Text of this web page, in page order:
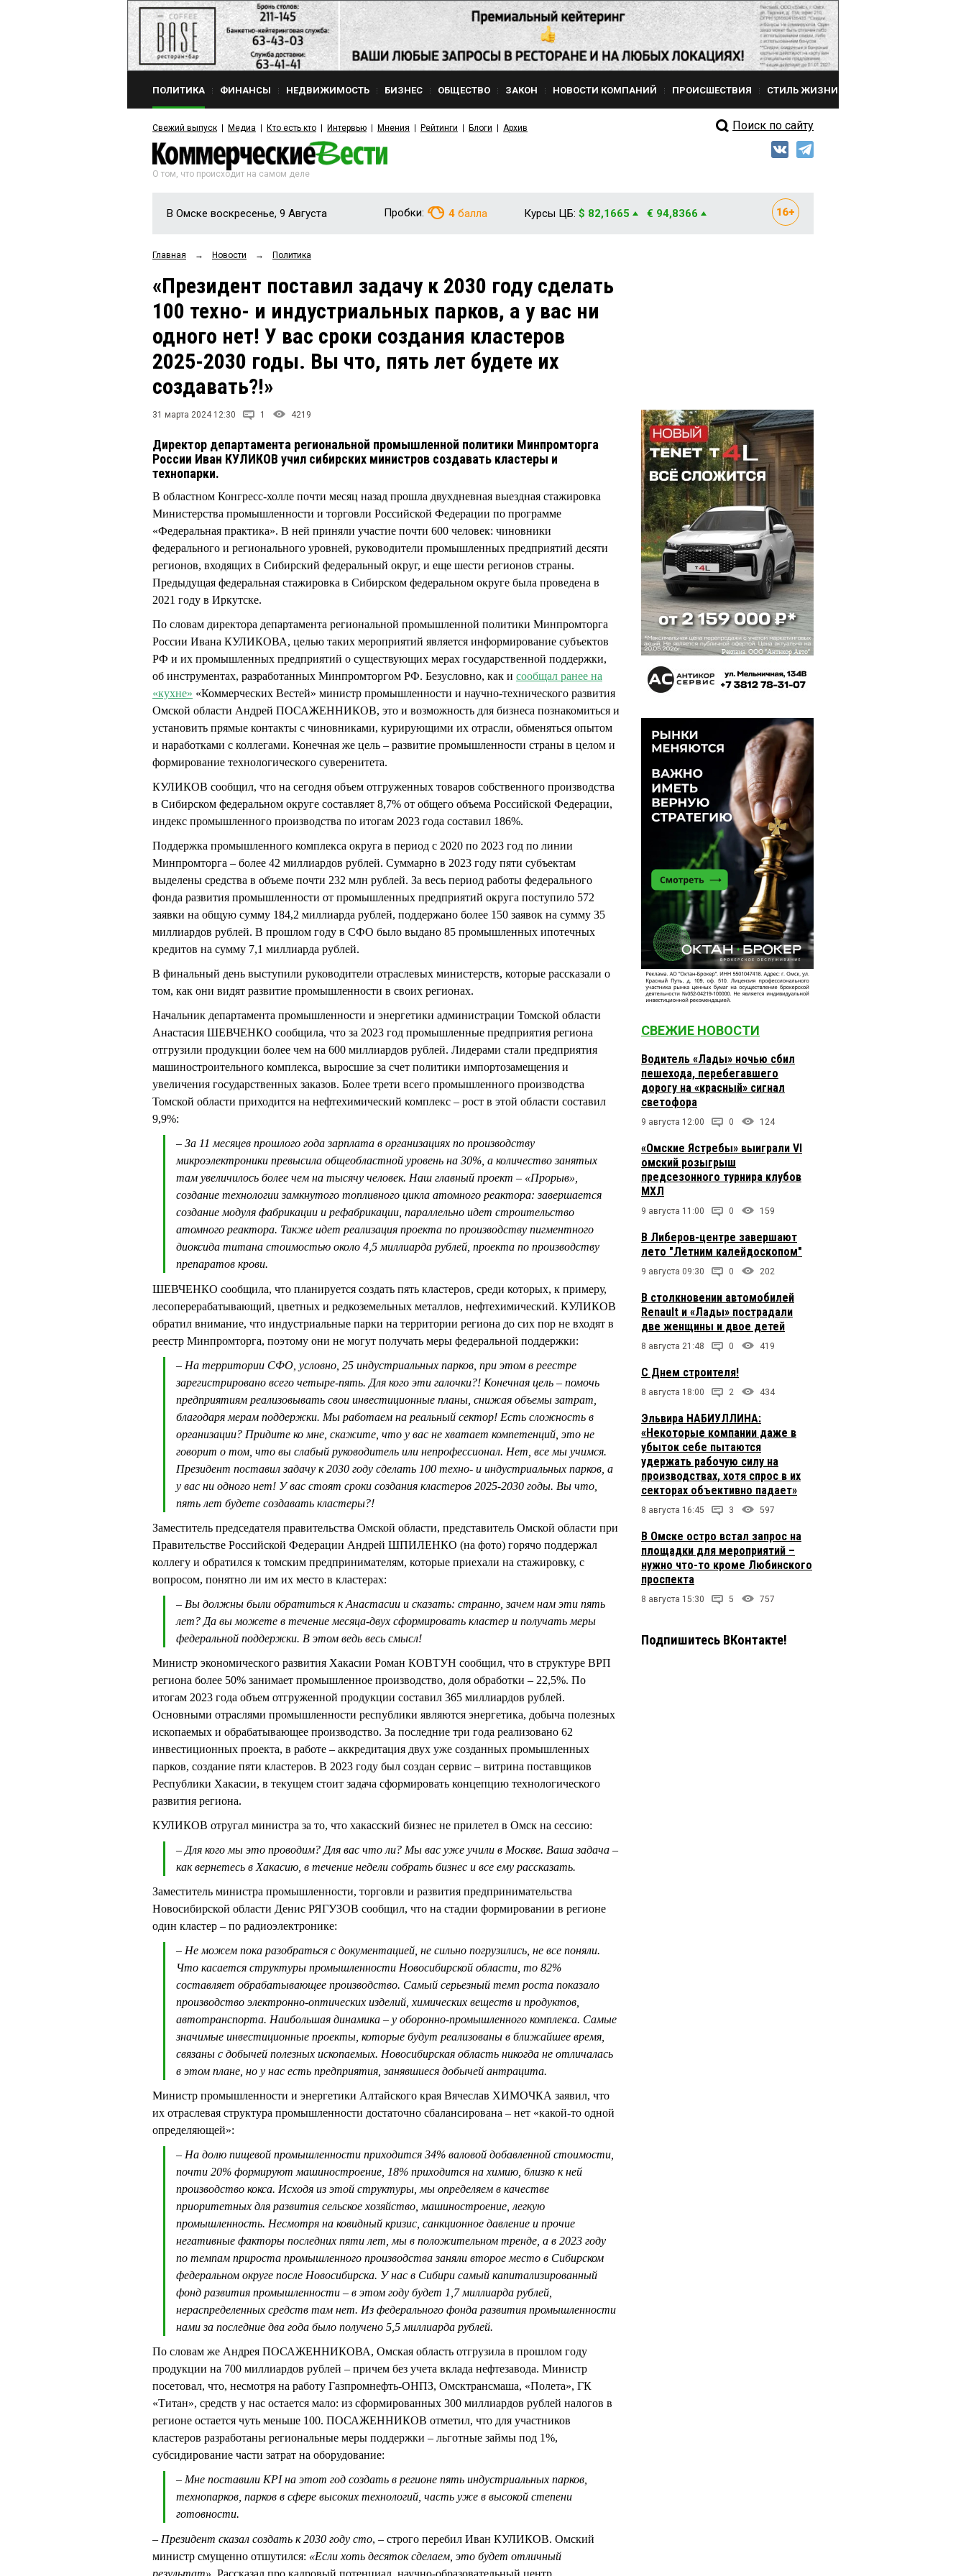
ПОЛИТИКА ФИНАНСЫ НЕДВИЖИМОСТЬ БИЗНЕС ОБЩЕСТВО ЗАКОН НОВОСТИ КОМПАНИЙ ПРОИСШЕСТВИЯ СТИЛЬ ЖИЗНИ
Свежий выпуск Медиа Кто есть кто Интервью Мнения Рейтинги Блоги Архив Поиск по сайту
О том, что происходит на самом деле
В Омске воскресенье, 9 Августа Пробки: 4 балла Курсы ЦБ: $ 82,1665 € 94,8366
Главная → Новости → Политика
«Президент поставил задачу к 2030 году сделать
100 техно- и индустриальных парков, а у вас ни
одного нет! У вас сроки создания кластеров
2025-2030 годы. Вы что, пять лет будете их
создавать?!»
31 марта 2024 12:30 1 4219
Директор департамента региональной промышленной политики Минпромторга
России Иван КУЛИКОВ учил сибирских министров создавать кластеры и
технопарки.
В областном Конгресс-холле почти месяц назад прошла двухдневная выездная стажировка
Министерства промышленности и торговли Российской Федерации по программе
«Федеральная практика». В ней приняли участие почти 600 человек: чиновники
федерального и регионального уровней, руководители промышленных предприятий десяти
регионов, входящих в Сибирский федеральный округ, и еще шести регионов страны.
Предыдущая федеральная стажировка в Сибирском федеральном округе была проведена в
2021 году в Иркутске.
По словам директора департамента региональной промышленной политики Минпромторга
России Ивана КУЛИКОВА, целью таких мероприятий является информирование субъектов
РФ и их промышленных предприятий о существующих мерах государственной поддержки,
об инструментах, разработанных Минпромторгом РФ. Безусловно, как и сообщал ранее на
«кухне» «Коммерческих Вестей» министр промышленности и научно-технического развития
Омской области Андрей ПОСАЖЕННИКОВ, это и возможность для бизнеса познакомиться и
установить прямые контакты с чиновниками, курирующими их отрасли, обменяться опытом
и наработками с коллегами. Конечная же цель – развитие промышленности страны в целом и
формирование технологического суверенитета.
КУЛИКОВ сообщил, что на сегодня объем отгруженных товаров собственного производства
в Сибирском федеральном округе составляет 8,7% от общего объема Российской Федерации,
индекс промышленного производства по итогам 2023 года составил 186%.
Поддержка промышленного комплекса округа в период с 2020 по 2023 год по линии
Минпромторга – более 42 миллиардов рублей. Суммарно в 2023 году пяти субъектам
выделены средства в объеме почти 232 млн рублей. За весь период работы федерального
фонда развития промышленности от промышленных предприятий округа поступило 572
заявки на общую сумму 184,2 миллиарда рублей, поддержано более 150 заявок на сумму 35
миллиардов рублей. В прошлом году в СФО было выдано 85 промышленных ипотечных
кредитов на сумму 7,1 миллиарда рублей.
В финальный день выступили руководители отраслевых министерств, которые рассказали о
том, как они видят развитие промышленности в своих регионах.
Начальник департамента промышленности и энергетики администрации Томской области
Анастасия ШЕВЧЕНКО сообщила, что за 2023 год промышленные предприятия региона
отгрузили продукции более чем на 600 миллиардов рублей. Лидерами стали предприятия
машиностроительного комплекса, выросшие за счет политики импортозамещения и
увеличения государственных заказов. Более трети всего промышленного производства
Томской области приходится на нефтехимический комплекс – рост в этой области составил
9,9%:
– За 11 месяцев прошлого года зарплата в организациях по производству
микроэлектроники превысила общеобластной уровень на 30%, а количество занятых
там увеличилось более чем на тысячу человек. Наш главный проект – «Прорыв»,
создание технологии замкнутого топливного цикла атомного реактора: завершается
создание модуля фабрикации и рефабрикации, параллельно идет строительство
атомного реактора. Также идет реализация проекта по производству пигментного
диоксида титана стоимостью около 4,5 миллиарда рублей, проекта по производству
препаратов крови.
ШЕВЧЕНКО сообщила, что планируется создать пять кластеров, среди которых, к примеру,
лесоперерабатывающий, цветных и редкоземельных металлов, нефтехимический. КУЛИКОВ
обратил внимание, что индустриальные парки на территории региона до сих пор не входят в
реестр Минпромторга, поэтому они не могут получать меры федеральной поддержки:
– На территории СФО, условно, 25 индустриальных парков, при этом в реестре
зарегистрировано всего четыре-пять. Для кого эти галочки?! Конечная цель – помочь
предприятиям реализовывать свои инвестиционные планы, снижая объемы затрат,
благодаря мерам поддержки. Мы работаем на реальный сектор! Есть сложность в
организации? Придите ко мне, скажите, что у вас не хватает компетенций, это не
говорит о том, что вы слабый руководитель или непрофессионал. Нет, все мы учимся.
Президент поставил задачу к 2030 году сделать 100 техно- и индустриальных парков, а
у вас ни одного нет! У вас стоят сроки создания кластеров 2025-2030 годы. Вы что,
пять лет будете создавать кластеры?!
Заместитель председателя правительства Омской области, представитель Омской области при
Правительстве Российской Федерации Андрей ШПИЛЕНКО (на фото) горячо поддержал
коллегу и обратился к томским предпринимателям, которые приехали на стажировку, с
вопросом, понятно ли им их место в кластерах:
– Вы должны были обратиться к Анастасии и сказать: странно, зачем нам эти пять
лет? Да вы можете в течение месяца-двух сформировать кластер и получать меры
федеральной поддержки. В этом ведь весь смысл!
Министр экономического развития Хакасии Роман КОВТУН сообщил, что в структуре ВРП
региона более 50% занимает промышленное производство, доля обработки – 22,5%. По
итогам 2023 года объем отгруженной продукции составил 365 миллиардов рублей.
Основными отраслями промышленности республики являются энергетика, добыча полезных
ископаемых и обрабатывающее производство. За последние три года реализовано 62
инвестиционных проекта, в работе – аккредитация двух уже созданных промышленных
парков, создание пяти кластеров. В 2023 году был создан сервис – витрина поставщиков
Республики Хакасии, в текущем стоит задача сформировать концепцию технологического
развития региона.
КУЛИКОВ отругал министра за то, что хакасский бизнес не прилетел в Омск на сессию:
– Для кого мы это проводим? Для вас что ли? Мы вас уже учили в Москве. Ваша задача –
как вернетесь в Хакасию, в течение недели собрать бизнес и все ему рассказать.
Заместитель министра промышленности, торговли и развития предпринимательства
Новосибирской области Денис РЯГУЗОВ сообщил, что на стадии формировании в регионе
один кластер – по радиоэлектронике:
– Не можем пока разобраться с документацией, не сильно погрузились, не все поняли.
Что касается структуры промышленности Новосибирской области, то 82%
составляет обрабатывающее производство. Самый серьезный темп роста показало
производство электронно-оптических изделий, химических веществ и продуктов,
автотранспорта. Наибольшая динамика – у оборонно-промышленного комплекса. Самые
значимые инвестиционные проекты, которые будут реализованы в ближайшее время,
связаны с добычей полезных ископаемых. Новосибирская область никогда не отличалась
в этом плане, но у нас есть предприятия, занявшиеся добычей антрацита.
Министр промышленности и энергетики Алтайского края Вячеслав ХИМОЧКА заявил, что
их отраслевая структура промышленности достаточно сбалансирована – нет «какой-то одной
определяющей»:
– На долю пищевой промышленности приходится 34% валовой добавленной стоимости,
почти 20% формируют машиностроение, 18% приходится на химию, близко к ней
производство кокса. Исходя из этой структуры, мы определяем в качестве
приоритетных для развития сельское хозяйство, машиностроение, легкую
промышленность. Несмотря на ковидный кризис, санкционное давление и прочие
негативные факторы последних пяти лет, мы в положительном тренде, а в 2023 году
по темпам прироста промышленного производства заняли второе место в Сибирском
федеральном округе после Новосибирска. У нас в Сибири самый капитализированный
фонд развития промышленности – в этом году будет 1,7 миллиарда рублей,
нераспределенных средств там нет. Из федерального фонда развития промышленности
нами за последние два года было получено 5,5 миллиарда рублей.
По словам же Андрея ПОСАЖЕННИКОВА, Омская область отгрузила в прошлом году
продукции на 700 миллиардов рублей – причем без учета вклада нефтезавода. Министр
посетовал, что, несмотря на работу Газпромнефть-ОНПЗ, Омсктрансмаша, «Полета», ГК
«Титан», средств у нас остается мало: из сформированных 300 миллиардов рублей налогов в
регионе остается чуть меньше 100. ПОСАЖЕННИКОВ отметил, что для участников
кластеров разработаны региональные меры поддержки – льготные займы под 1%,
субсидирование части затрат на оборудование:
– Мне поставили KPI на этот год создать в регионе пять индустриальных парков,
технопарков, парков в сфере высоких технологий, часть уже в высокой степени
готовности.
– Президент сказал создать к 2030 году сто, – строго перебил Иван КУЛИКОВ. Омский
министр смущенно отшутился: «Если хоть десяток сделаем, это будет отличный
результат» . Рассказал про кадровый потенциал, научно-образовательный центр.
СВЕЖИЕ НОВОСТИ
Водитель «Лады» ночью сбил
пешехода, перебегавшего
дорогу на «красный» сигнал
светофора
9 августа 12:00 0 124
«Омские Ястребы» выиграли VI
омский розыгрыш
предсезонного турнира клубов
МХЛ
9 августа 11:00 0 159
В Либеров-центре завершают
лето "Летним калейдоскопом"
9 августа 09:30 0 202
В столкновении автомобилей
Renault и «Лады» пострадали
две женщины и двое детей
8 августа 21:48 0 419
С Днем строителя!
8 августа 18:00 2 434
Эльвира НАБИУЛЛИНА:
«Некоторые компании даже в
убыток себе пытаются
удержать рабочую силу на
производствах, хотя спрос в их
секторах объективно падает»
8 августа 16:45 3 597
В Омске остро встал запрос на
площадки для мероприятий –
нужно что-то кроме Любинского
проспекта
8 августа 15:30 5 757
Подпишитесь ВКонтакте!